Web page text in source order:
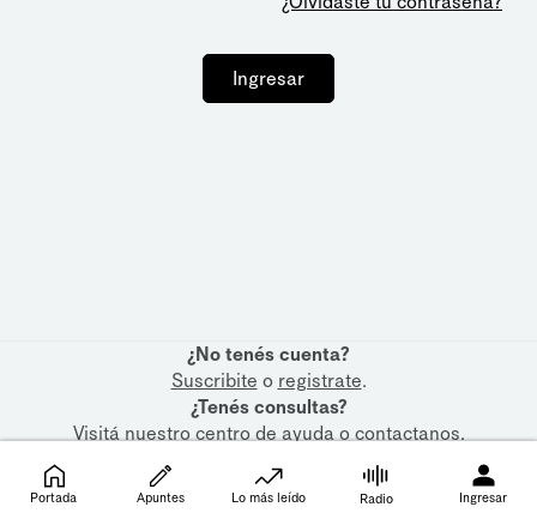
Ingresar
¿No tenés cuenta?
Suscribite o registrate.
¿Tenés consultas?
Visitá nuestrocentro de ayudaocontactanos.
Portada Apuntes Lo más leído Radio Ingresar